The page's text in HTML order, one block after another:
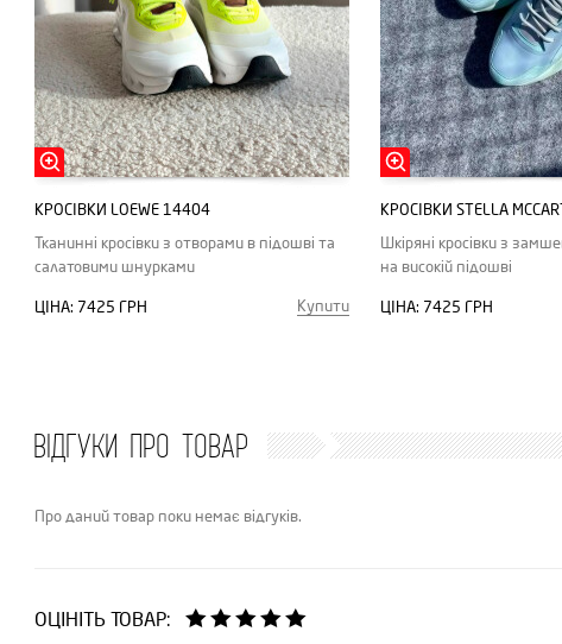
КРОСІВКИ LOEWE 14404
Тканинні кросівки з отворами в підошві та
салатовими шнурками
ЦІНА: 7425 ГРН Купити
КРОСІВКИ STELLA
Шкіряні кросівки з
на високій підошві
ЦІНА: 7425 ГРН
ВІДГУКИ ПРО ТОВАР
Про даний товар поки немає відгуків.
ОЦІНІТЬ ТОВАР: